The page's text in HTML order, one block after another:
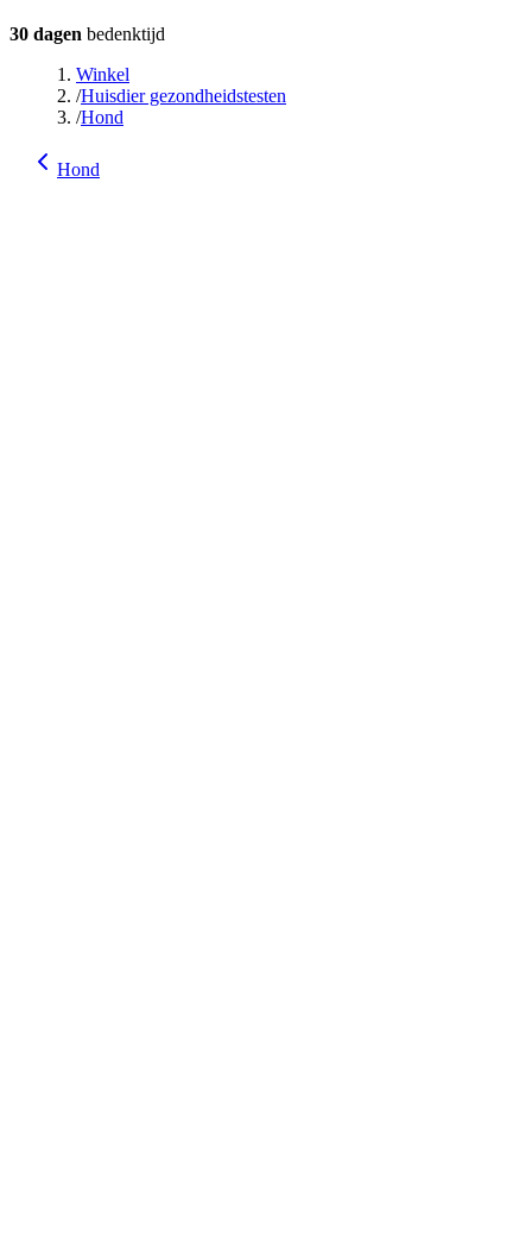
30 dagen bedenktijd
Winkel
/Huisdier gezondheidstesten
/Hond
Hond